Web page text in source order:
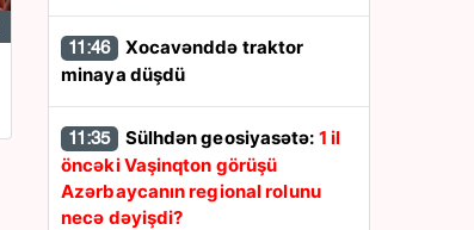
11:46
minaya düşdü
11:35 Sülhdən geosiyasətə: 1 il
öncəki Vaşinqton görüşü
Azərbaycanın regional rolunu
necə dəyişdi?